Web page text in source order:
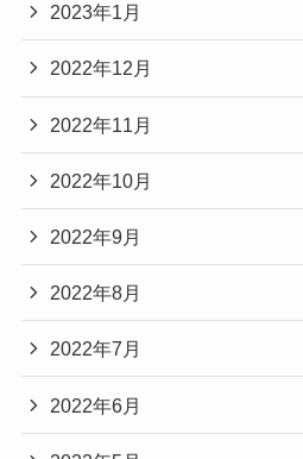
2023年1月
2022年12月
2022年11月
2022年10月
2022年9月
2022年8月
2022年7月
2022年6月